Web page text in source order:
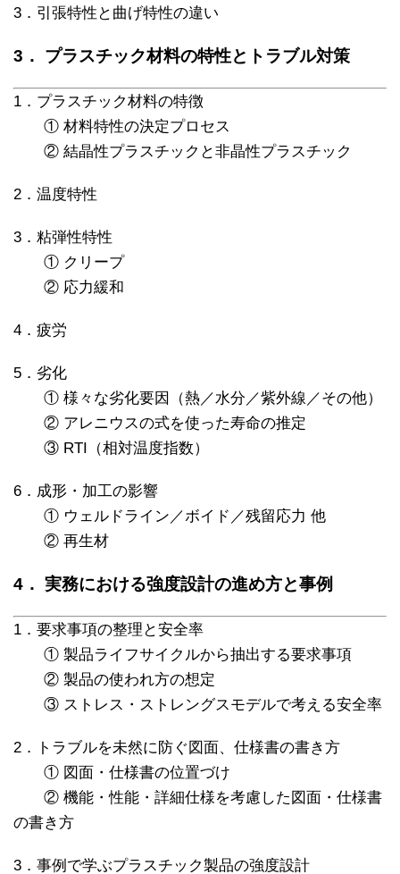
3．引張特性と曲げ特性の違い
3． プラスチック材料の特性とトラブル対策
1．プラスチック材料の特徴
① 材料特性の決定プロセス
② 結晶性プラスチックと非晶性プラスチック
2．温度特性
3．粘弾性特性
① クリープ
② 応力緩和
4．疲労
5．劣化
① 様々な劣化要因（熱／水分／紫外線／その他）
② アレニウスの式を使った寿命の推定
③ RTI（相対温度指数）
6．成形・加工の影響
① ウェルドライン／ボイド／残留応力 他
② 再生材
4． 実務における強度設計の進め方と事例
1．要求事項の整理と安全率
① 製品ライフサイクルから抽出する要求事項
② 製品の使われ方の想定
③ ストレス・ストレングスモデルで考える安全率
2．トラブルを未然に防ぐ図面、仕様書の書き方
① 図面・仕様書の位置づけ
② 機能・性能・詳細仕様を考慮した図面・仕様書
の書き方
3．事例で学ぶプラスチック製品の強度設計